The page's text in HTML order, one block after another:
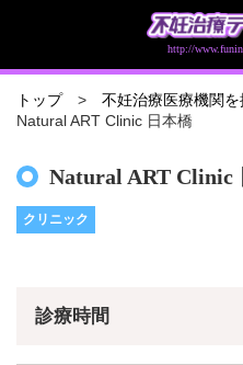
http://
トップ 不妊治療医療機関を
Natural ART Clinic 日本橋
Natural ART Clinic
クリニック
診療時間